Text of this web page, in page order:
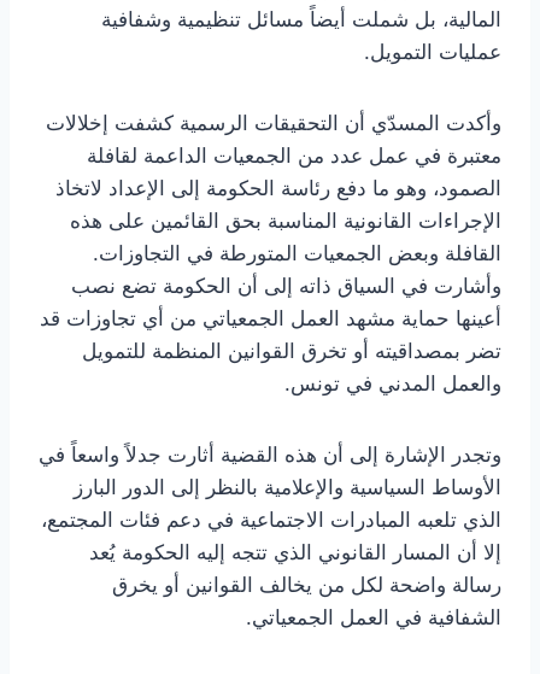
المالية، بل شملت أيضاً مسائل تنظيمية وشفافية
عمليات التمويل.
وأكدت المسدّي أن التحقيقات الرسمية كشفت إخلالات
معتبرة في عمل عدد من الجمعيات الداعمة لقافلة
الصمود، وهو ما دفع رئاسة الحكومة إلى الإعداد لاتخاذ
الإجراءات القانونية المناسبة بحق القائمين على هذه
القافلة وبعض الجمعيات المتورطة في التجاوزات.
وأشارت في السياق ذاته إلى أن الحكومة تضع نصب
أعينها حماية مشهد العمل الجمعياتي من أي تجاوزات قد
تضر بمصداقيته أو تخرق القوانين المنظمة للتمويل
والعمل المدني في تونس.
وتجدر الإشارة إلى أن هذه القضية أثارت جدلاً واسعاً في
الأوساط السياسية والإعلامية بالنظر إلى الدور البارز
الذي تلعبه المبادرات الاجتماعية في دعم فئات المجتمع،
إلا أن المسار القانوني الذي تتجه إليه الحكومة يُعد
رسالة واضحة لكل من يخالف القوانين أو يخرق
الشفافية في العمل الجمعياتي.